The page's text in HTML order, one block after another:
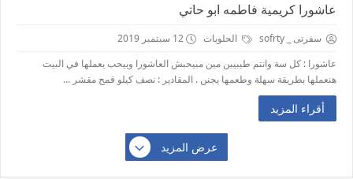
عاشورا كريمية فاطمه ابو حاتي
سفرتى _ sofrty الحلويات
12 سبتمبر 2019
عاشورا : كل سة وانتم طيبيبن مين مبيحبش العاشورا وبيحب يعملها في البيت
هنعملها بطريقة سهلة وطعمها يجنن . المقادير : نصف كيلو قمح مقشر ...
أقراء المزيد
عرض المزيد